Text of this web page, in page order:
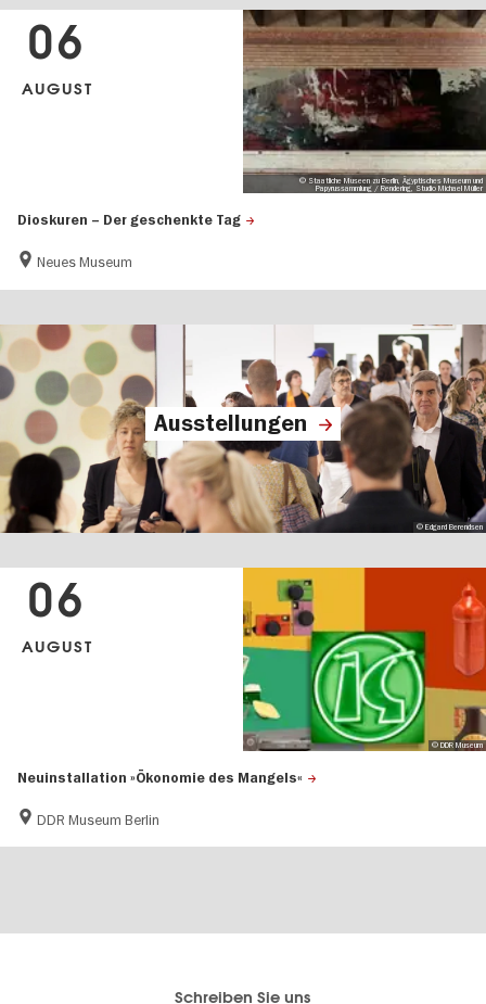
Dioskuren – Der geschenkte Tag
Neues Museum
06
AUGUST
© Staatliche Museen zu Berlin, Ägyptisches Museum und
Papyrussammlung / Rendering, Studio Michael Müller
Ausstellungen
© Edgard Berendsen
Neuinstallation »Ökonomie des Mangels«
DDR Museum Berlin
06
AUGUST
© DDR Museum
Schreiben Sie uns